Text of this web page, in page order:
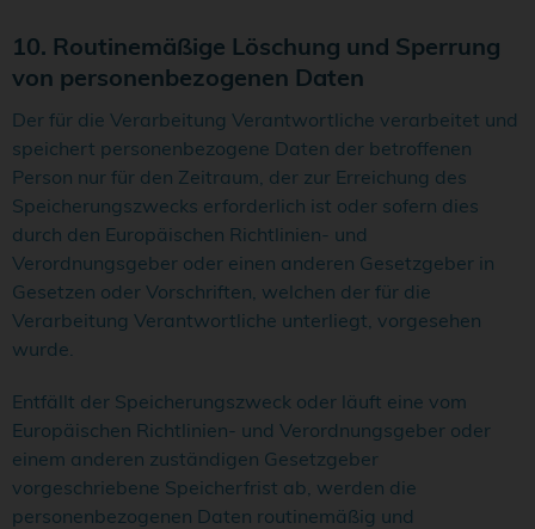
10. Routinemäßige Löschung und Sperrung
von personenbezogenen Daten
Der für die Verarbeitung Verantwortliche verarbeitet und
speichert personenbezogene Daten der betroffenen
Person nur für den Zeitraum, der zur Erreichung des
Speicherungszwecks erforderlich ist oder sofern dies
durch den Europäischen Richtlinien- und
Verordnungsgeber oder einen anderen Gesetzgeber in
Gesetzen oder Vorschriften, welchen der für die
Verarbeitung Verantwortliche unterliegt, vorgesehen
wurde.
Entfällt der Speicherungszweck oder läuft eine vom
Europäischen Richtlinien- und Verordnungsgeber oder
einem anderen zuständigen Gesetzgeber
vorgeschriebene Speicherfrist ab, werden die
personenbezogenen Daten routinemäßig und